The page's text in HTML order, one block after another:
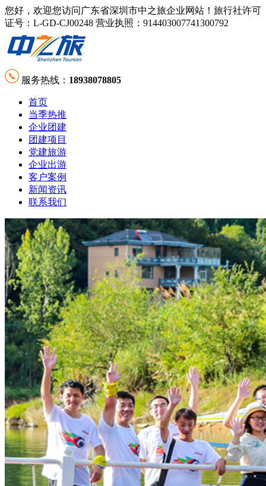
您好，欢迎您访问广东省深圳市中之旅企业网站！旅行社许可
证号：L-GD-CJ00248 营业执照：914403007741300792
服务热线： 18938078805
首页
当季热推
企业团建
团建项目
党建旅游
企业出游
客户案例
新闻资讯
联系我们